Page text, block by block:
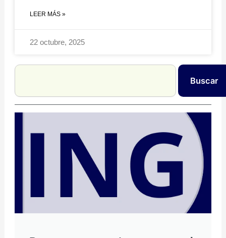
LEER MÁS »
22 octubre, 2025
Search
Buscar